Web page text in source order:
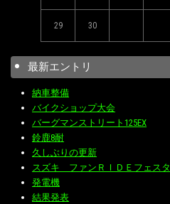
29 30
最新エントリ
納車整備
バイクショップ大会
バーグマンストリート125EX
鈴鹿8耐
久しぶりの更新
スズキ ファンＲＩＤＥフェスタ
発電機
結果発表